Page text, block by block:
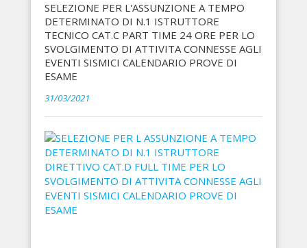
SELEZIONE PER L'ASSUNZIONE A TEMPO
DETERMINATO DI N.1 ISTRUTTORE
TECNICO CAT.C PART TIME 24 ORE PER LO
SVOLGIMENTO DI ATTIVITA CONNESSE AGLI
EVENTI SISMICI CALENDARIO PROVE DI
ESAME
31/03/2021